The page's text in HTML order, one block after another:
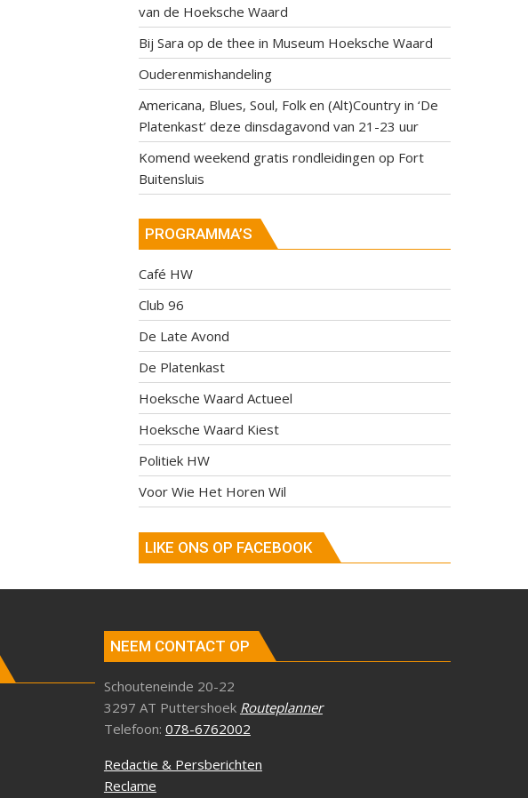
van de Hoeksche Waard
Bij Sara op de thee in Museum Hoeksche Waard
Ouderenmishandeling
Americana, Blues, Soul, Folk en (Alt)Country in ‘De
Platenkast’ deze dinsdagavond van 21-23 uur
Komend weekend gratis rondleidingen op Fort
Buitensluis
PROGRAMMA’S
Café HW
Club 96
De Late Avond
De Platenkast
Hoeksche Waard Actueel
Hoeksche Waard Kiest
Politiek HW
Voor Wie Het Horen Wil
LIKE ONS OP FACEBOOK
NEEM CONTACT OP
Schouteneinde 20-22
3297 AT Puttershoek Routeplanner
Telefoon: 078-6762002
Redactie & Persberichten
Reclame